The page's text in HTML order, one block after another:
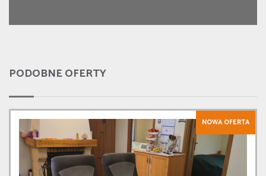
PODOBNE OFERTY
NOWA OFERTA